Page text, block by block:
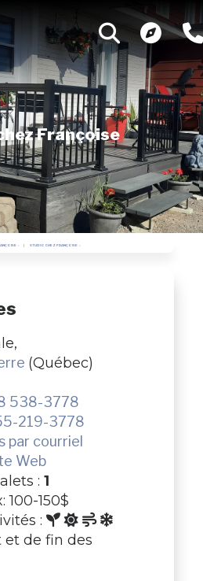
Françoise
STUDIO CHEZ FRANÇOISE
(Québec)
538-3778
219-3778
par courriel
Web
: 1
100-150$
:
de fin des